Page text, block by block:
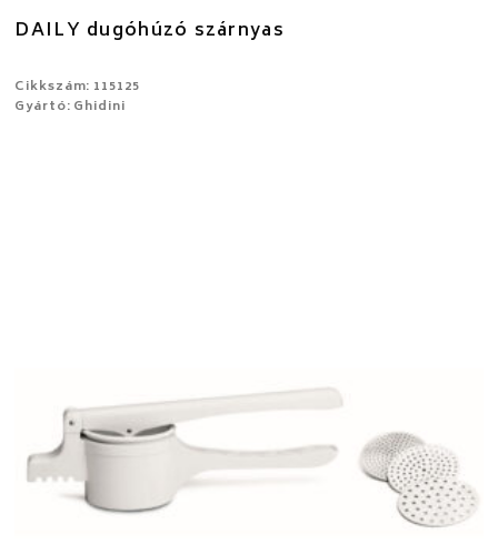
DAILY dugóhúzó szárnyas
Cikkszám: 115125
Gyártó: Ghidini